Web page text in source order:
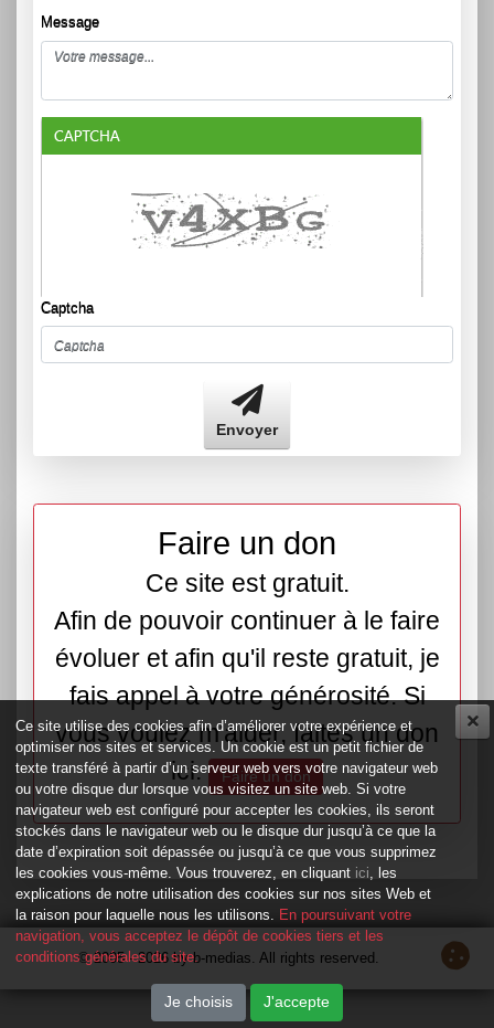
Message
Captcha
Envoyer
Faire un don
Ce site est gratuit.
Afin de pouvoir continuer à le faire
évoluer et afin qu'il reste gratuit, je
fais appel à votre générosité. Si
vous voulez m'aider, faites un don
ici.
Faire un don
© 2005 - 2026 by b-medias. All rights reserved.
Ce site utilise des cookies afin d’améliorer votre expérience et
optimiser nos sites et services. Un cookie est un petit fichier de
texte transféré à partir d’un serveur web vers votre navigateur web
ou votre disque dur lorsque vous visitez un site web. Si votre
navigateur web est configuré pour accepter les cookies, ils seront
stockés dans le navigateur web ou le disque dur jusqu’à ce que la
date d’expiration soit dépassée ou jusqu’à ce que vous supprimez
les cookies vous-même. Vous trouverez, en cliquant ici, les
explications de notre utilisation des cookies sur nos sites Web et
la raison pour laquelle nous les utilisons. En poursuivant votre
navigation, vous acceptez le dépôt de cookies tiers et les
conditions générales du site.
Je choisis J'accepte